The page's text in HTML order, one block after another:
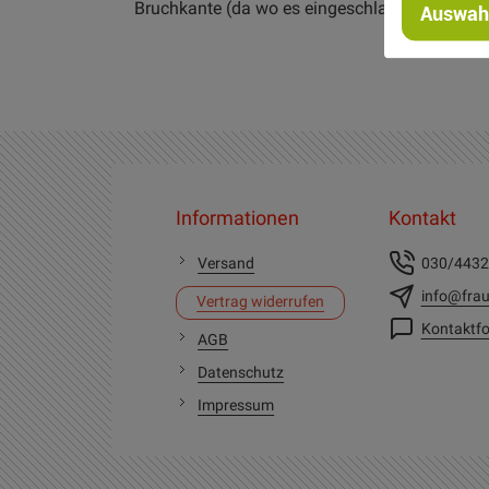
Bruchkante (da wo es eingeschlagen wurde)
Informationen
Versand
Vertrag widerrufen
AGB
Datenschutz
Impressum
Kontakt
030/